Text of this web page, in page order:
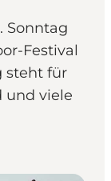
Sonntag
Festival
steht für
und viele